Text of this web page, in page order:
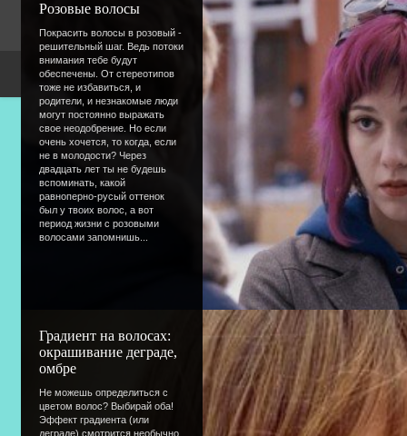
Розовые волосы
Покрасить волосы в розовый -
решительный шаг. Ведь потоки
внимания тебе будут
обеспечены. От стереотипов
тоже не избавиться, и
родители, и незнакомые люди
могут постоянно выражать
свое неодобрение. Но если
очень хочется, то когда, если
не в молодости? Через
двадцать лет ты не будешь
вспоминать, какой
равноперно-русый оттенок
был у твоих волос, а вот
период жизни с розовыми
волосами запомнишь...
Градиент на волосах:
окрашивание деграде,
омбре
Не можешь определиться с
цветом волос? Выбирай оба!
Эффект градиента (или
деграде) смотрится необычно
Copyright